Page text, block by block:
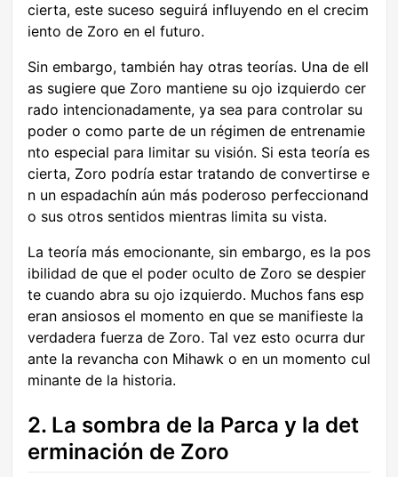
cierta, este suceso seguirá influyendo en el crecim
iento de Zoro en el futuro.
Sin embargo, también hay otras teorías. Una de ell
as sugiere que Zoro mantiene su ojo izquierdo cer
rado intencionadamente, ya sea para controlar su
poder o como parte de un régimen de entrenamie
nto especial para limitar su visión. Si esta teoría es
cierta, Zoro podría estar tratando de convertirse e
n un espadachín aún más poderoso perfeccionand
o sus otros sentidos mientras limita su vista.
La teoría más emocionante, sin embargo, es la pos
ibilidad de que el poder oculto de Zoro se despier
te cuando abra su ojo izquierdo. Muchos fans esp
eran ansiosos el momento en que se manifieste la
verdadera fuerza de Zoro. Tal vez esto ocurra dur
ante la revancha con Mihawk o en un momento cul
minante de la historia.
2. La sombra de la Parca y la det
erminación de Zoro